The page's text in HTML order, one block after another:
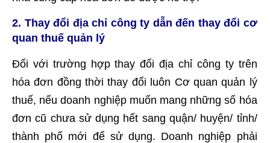
2. Thay đổi địa chỉ công ty dẫn đến thay đổi cơ
quan thuế quản lý
Đối với trường hợp thay đổi địa chỉ công ty trên
hóa đơn đồng thời thay đổi luôn Cơ quan quản lý
thuế, nếu doanh nghiệp muốn mang những số hóa
đơn cũ chưa sử dụng hết sang quận/ huyện/ tỉnh/
thành phố mới để sử dụng. Doanh nghiệp phải